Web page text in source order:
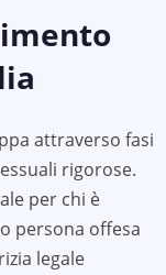
attraverso fasi
rigorose.
per chi è
persona offesa
legale